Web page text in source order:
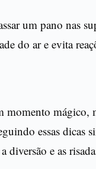
um pano nas
do ar e evita
momento mágico,
essas dicas
diversão e as